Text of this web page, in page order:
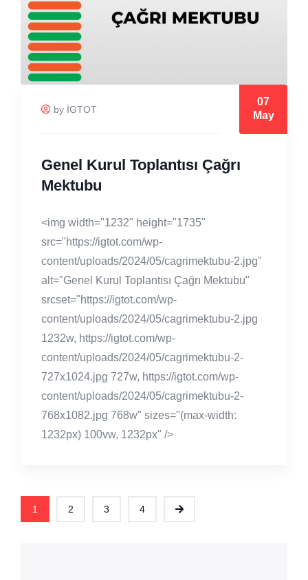
by İGTOT
07
May
Genel Kurul Toplantısı Çağrı
Mektubu
<img width="1232" height="1735"
src="https://igtot.com/wp-
content/uploads/2024/05/cagrimektubu-2.jpg"
alt="Genel Kurul Toplantısı Çağrı Mektubu"
srcset="https://igtot.com/wp-
content/uploads/2024/05/cagrimektubu-2.jpg
1232w, https://igtot.com/wp-
content/uploads/2024/05/cagrimektubu-2-
727x1024.jpg 727w, https://igtot.com/wp-
content/uploads/2024/05/cagrimektubu-2-
768x1082.jpg 768w" sizes="(max-width:
1232px) 100vw, 1232px" />
1 2 3 4